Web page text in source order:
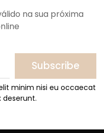
na sua próxima
Subscribe
minim nisi eu occaecat
deserunt.